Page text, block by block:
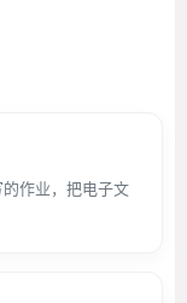
作业，把电子文